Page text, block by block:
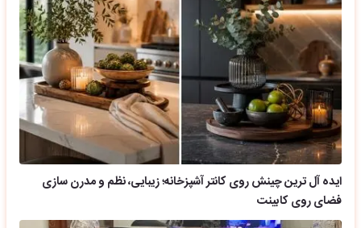
ایده آل ترین چینش روی کانتر آشپزخانه؛ زیبایی، نظم و مدرن سازی
فضای روی کابینت